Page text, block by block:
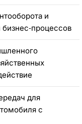
и
для
с